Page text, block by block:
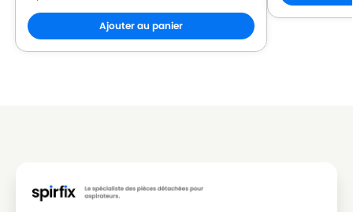
ROWENTA
ROWENTA RO 2544
ROWENTA
Ajouter au panier